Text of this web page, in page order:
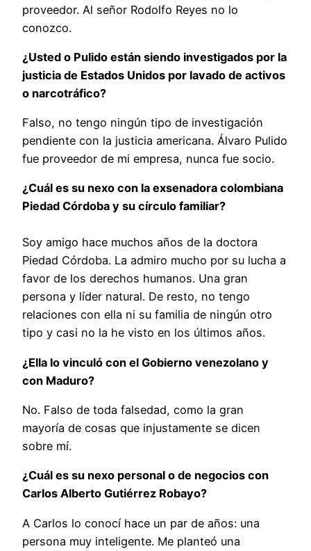
proveedor. Al señor Rodolfo Reyes no lo
conozco.
¿Usted o Pulido están siendo investigados por la
justicia de Estados Unidos por lavado de activos
o narcotráfico?
Falso, no tengo ningún tipo de investigación
pendiente con la justicia americana. Álvaro Pulido
fue proveedor de mi empresa, nunca fue socio.
¿Cuál es su nexo con la exsenadora colombiana
Piedad Córdoba y su círculo familiar?
Soy amigo hace muchos años de la doctora
Piedad Córdoba. La admiro mucho por su lucha a
favor de los derechos humanos. Una gran
persona y líder natural. De resto, no tengo
relaciones con ella ni su familia de ningún otro
tipo y casi no la he visto en los últimos años.
¿Ella lo vinculó con el Gobierno venezolano y
con Maduro?
No. Falso de toda falsedad, como la gran
mayoría de cosas que injustamente se dicen
sobre mí.
¿Cuál es su nexo personal o de negocios con
Carlos Alberto Gutiérrez Robayo?
A Carlos lo conocí hace un par de años: una
persona muy inteligente. Me planteó una